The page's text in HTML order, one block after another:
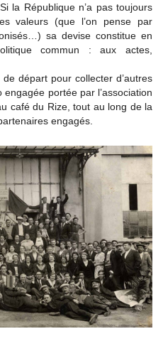
la République n’a pas toujours
valeurs (que l’on pense par
sa devise constitue en
commun : aux actes,
départ pour collecter d’autres
portée par l’association
café du Rize, tout au long de la
engagés.